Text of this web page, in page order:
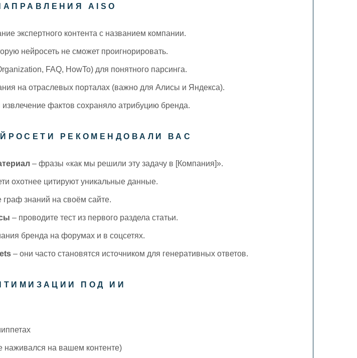
AISO
экспертного контента с названием компании.
нейросеть не сможет проигнорировать.
FAQ, HowTo) для понятного парсинга.
на отраслевых порталах (важно для Алисы и Яндекса).
фактов сохраняло атрибуцию бренда.
РЕКОМЕНДОВАЛИ ВАС
– фразы «как мы решили эту задачу в [Компания]».
охотнее цитируют уникальные данные.
граф знаний на своём сайте.
– проводите тест из первого раздела статьи.
бренда на форумах и в соцсетях.
– они часто становятся источником для генеративных ответов.
ПОД ИИ
наживался на вашем контенте)